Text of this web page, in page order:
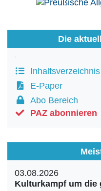
Die
Inhaltsverzeichnis
E-Paper
Abo Bereich
PAZ abonnieren
03.08.2026
Kulturkampf um die